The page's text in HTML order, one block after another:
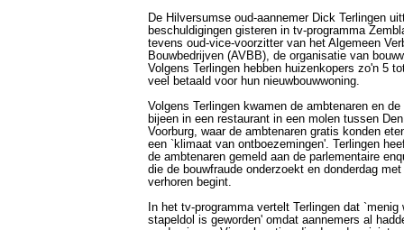
De Hilversumse oud-aannemer Dick Terlingen
beschuldigingen gisteren in tv-programma
tevens oud-vice-voorzitter van het Algemeen
Bouwbedrijven (AVBB), de organisatie van
Volgens Terlingen hebben huizenkopers zo'n 5
veel betaald voor hun nieuwbouwwoning.
Volgens Terlingen kwamen de ambtenaren en de
bijeen in een restaurant in een molen tussen
Voorburg, waar de ambtenaren gratis konden
een `klimaat van ontboezemingen'. Terlingen
de ambtenaren gemeld aan de parlementaire
die de bouwfraude onderzoekt en donderdag
verhoren begint.
In het tv-programma vertelt Terlingen dat `menig
stapeldol is geworden' omdat aannemers al